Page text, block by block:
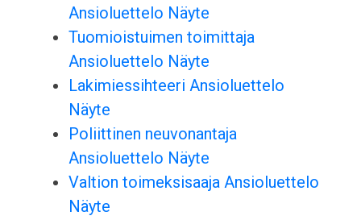
Ansioluettelo Näyte
Tuomioistuimen toimittaja
Ansioluettelo Näyte
Lakimiessihteeri Ansioluettelo
Näyte
Poliittinen neuvonantaja
Ansioluettelo Näyte
Valtion toimeksisaaja Ansioluettelo
Näyte